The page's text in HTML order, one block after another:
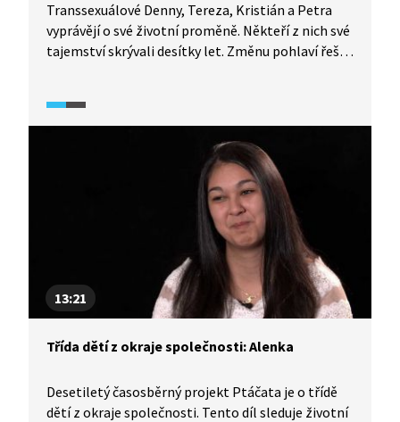
Transsexuálové Denny, Tereza, Kristián a Petra
vyprávějí o své životní proměně. Někteří z nich své
tajemství skrývali desítky let. Změnu pohlaví řeší
zatěžující. Jak moc pro ně byla tranzice náročná
13:21
Třída dětí z okraje společnosti: Alenka
Desetiletý časosběrný projekt Ptáčata je o třídě
dětí z okraje společnosti. Tento díl sleduje životní